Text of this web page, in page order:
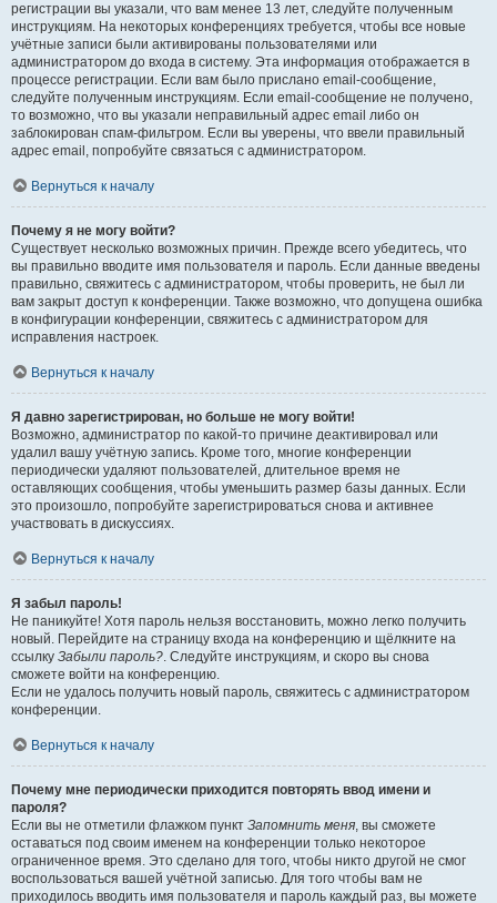
регистрации вы указали, что вам менее 13 лет, следуйте полученным
инструкциям. На некоторых конференциях требуется, чтобы все новые
учётные записи были активированы пользователями или
администратором до входа в систему. Эта информация отображается в
процессе регистрации. Если вам было прислано email-сообщение,
следуйте полученным инструкциям. Если email-сообщение не получено,
то возможно, что вы указали неправильный адрес email либо он
заблокирован спам-фильтром. Если вы уверены, что ввели правильный
адрес email, попробуйте связаться с администратором.
Вернуться к началу
Почему я не могу войти?
Существует несколько возможных причин. Прежде всего убедитесь, что
вы правильно вводите имя пользователя и пароль. Если данные введены
правильно, свяжитесь с администратором, чтобы проверить, не был ли
вам закрыт доступ к конференции. Также возможно, что допущена ошибка
в конфигурации конференции, свяжитесь с администратором для
исправления настроек.
Вернуться к началу
Я давно зарегистрирован, но больше не могу войти!
Возможно, администратор по какой-то причине деактивировал или
удалил вашу учётную запись. Кроме того, многие конференции
периодически удаляют пользователей, длительное время не
оставляющих сообщения, чтобы уменьшить размер базы данных. Если
это произошло, попробуйте зарегистрироваться снова и активнее
участвовать в дискуссиях.
Вернуться к началу
Я забыл пароль!
Не паникуйте! Хотя пароль нельзя восстановить, можно легко получить
новый. Перейдите на страницу входа на конференцию и щёлкните на
ссылку Забыли пароль?. Следуйте инструкциям, и скоро вы снова
сможете войти на конференцию.
Если не удалось получить новый пароль, свяжитесь с администратором
конференции.
Вернуться к началу
Почему мне периодически приходится повторять ввод имени и
пароля?
Если вы не отметили флажком пункт Запомнить меня, вы сможете
оставаться под своим именем на конференции только некоторое
ограниченное время. Это сделано для того, чтобы никто другой не смог
воспользоваться вашей учётной записью. Для того чтобы вам не
приходилось вводить имя пользователя и пароль каждый раз, вы можете